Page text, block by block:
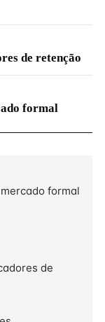
de retenção
formal
formal
de